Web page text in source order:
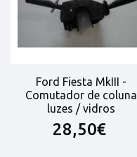
Ford Fiesta MkIII -
Comutador de coluna
luzes / vidros
28,50€